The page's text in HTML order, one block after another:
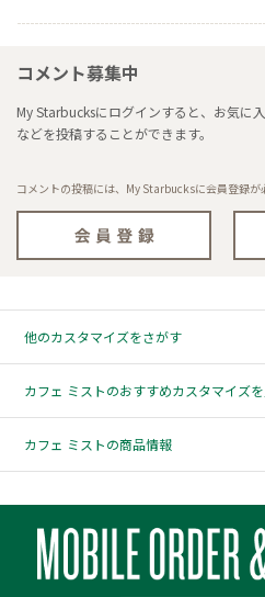
コメント募集中
My Starbucksにログインすると、お気に
などを投稿することができます。
コメントの投稿には、My Starbucksに会員登録が
他のカスタマイズをさがす
カフェ ミストのおすすめカスタマイズ
カフェ ミストの商品情報